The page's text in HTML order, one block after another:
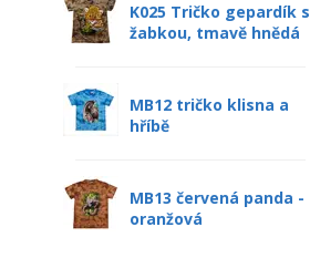
K025 Tričko gepardík s
žabkou, tmavě hnědá
MB12 tričko klisna a
hříbě
MB13 červená panda -
oranžová